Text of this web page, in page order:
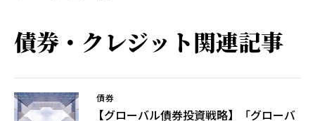
債券・クレジット関連記事
債券
【グローバル債券投資戦略】「グローバ